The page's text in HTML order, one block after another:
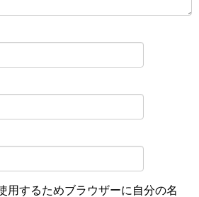
用するためブラウザーに自分の名